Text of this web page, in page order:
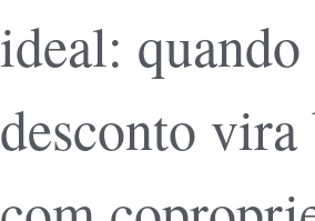
ideal: quando
desconto